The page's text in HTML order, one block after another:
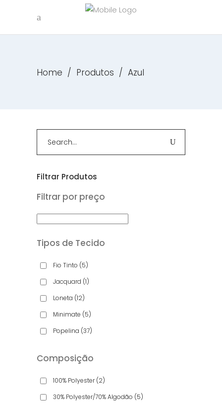
Home / Produtos / Azul
Filtrar Produtos
Filtrar por preço
Tipos de Tecido
Fio Tinto (5)
Jacquard (1)
Loneta (12)
Minimate (5)
Popelina (37)
Composição
100% Polyester (2)
30% Polyester/70% Algodão (5)